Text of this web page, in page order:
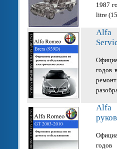
1987
litre
Alfa
годов
Alfa
годов